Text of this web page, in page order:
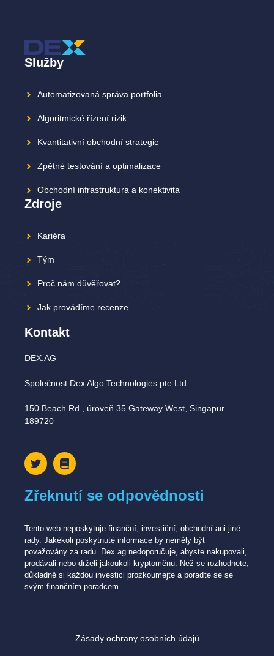
Služby
Automatizovaná správa portfolia
Algoritmické řízení rizik
Kvantitativní obchodní strategie
Zpětné testování a optimalizace
Obchodní infrastruktura a konektivita
Zdroje
Kariéra
Tým
Proč nám důvěřovat?
Jak provádíme recenze
Kontakt
DEX.AG
Společnost Dex Algo Technologies pte Ltd.
150 Beach Rd., úroveň 35 Gateway West, Singapur
189720
Zřeknutí se odpovědnosti
Tento web neposkytuje finanční, investiční, obchodní ani jiné
rady. Jakékoli poskytnuté informace by neměly být
považovány za radu. Dex.ag nedoporučuje, abyste nakupovali,
prodávali nebo drželi jakoukoli kryptoměnu. Než se rozhodnete,
důkladně si každou investici prozkoumejte a poraďte se se
svým finančním poradcem.
Zásady ochrany osobních údajů